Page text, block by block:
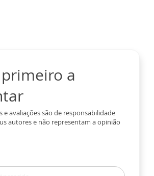
a
e avaliações são de responsabilidade
autores e não representam a opinião